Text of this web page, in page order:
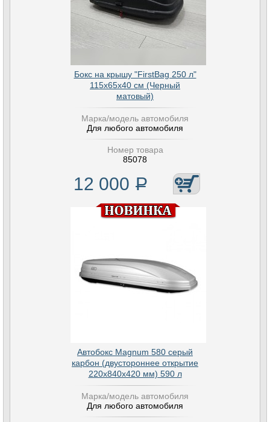
Бокс на крышу "FirstBag 250 л"
115х65х40 см (Черный
матовый)
Марка/модель автомобиля
Для любого автомобиля
Номер товара
85078
12 000 Р
Автобокс Magnum 580 серый
карбон (двустороннее открытие
220х840х420 мм) 590 л
Марка/модель автомобиля
Для любого автомобиля